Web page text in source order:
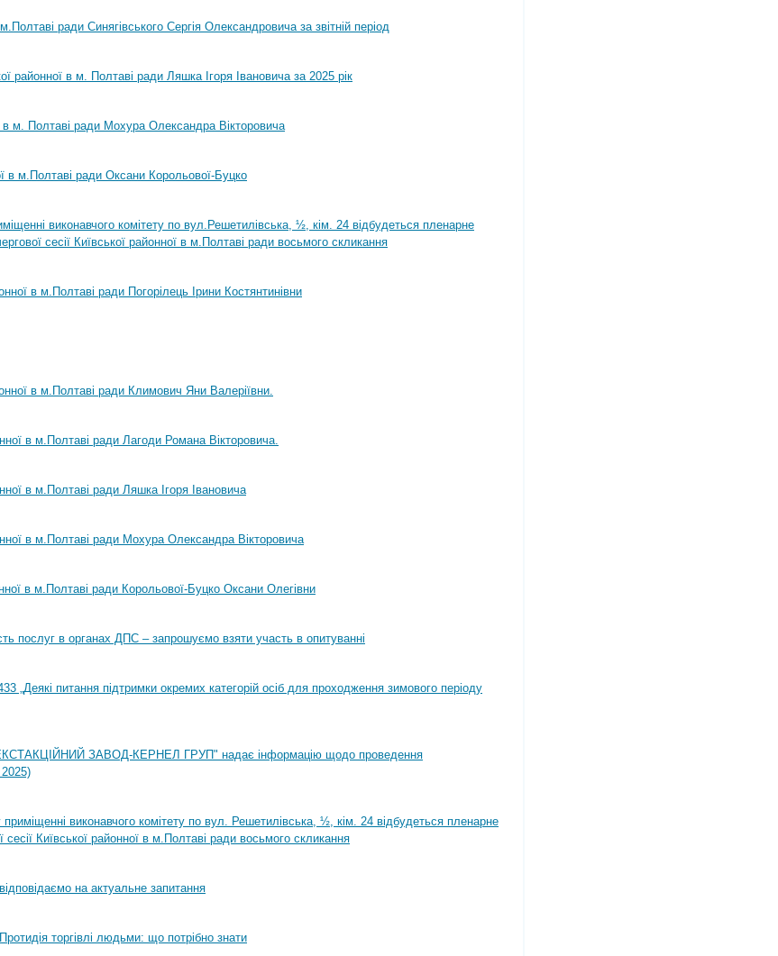
ради Синягівського Сергія Олександровича за звітній період
районної в м. Полтаві ради Ляшка Ігоря Івановича за 2025 рік
в м. Полтаві ради Мохура Олександра Вікторовича
в м.Полтаві ради Оксани Корольової-Буцко
виконавчого комітету по вул.Решетилівська, ½, кім. 24 відбудеться пленарне
сесії Київської районної в м.Полтаві ради восьмого скликання
в м.Полтаві ради Погорілець Ірини Костянтинівни
в м.Полтаві ради Климович Яни Валеріївни.
в м.Полтаві ради Лагоди Романа Вікторовича.
в м.Полтаві ради Ляшка Ігоря Івановича
в м.Полтаві ради Мохура Олександра Вікторовича
в м.Полтаві ради Корольової-Буцко Оксани Олегівни
послуг в органах ДПС – запрошуємо взяти участь в опитуванні
„Деякі питання підтримки окремих категорій осіб для проходження зимового періоду
ЗАВОД-КЕРНЕЛ ГРУП" надає інформацію щодо проведення
2025)
виконавчого комітету по вул. Решетилівська, ½, кім. 24 відбудеться пленарне
сесії Київської районної в м.Полтаві ради восьмого скликання
на актуальне запитання
торгівлі людьми: що потрібно знати